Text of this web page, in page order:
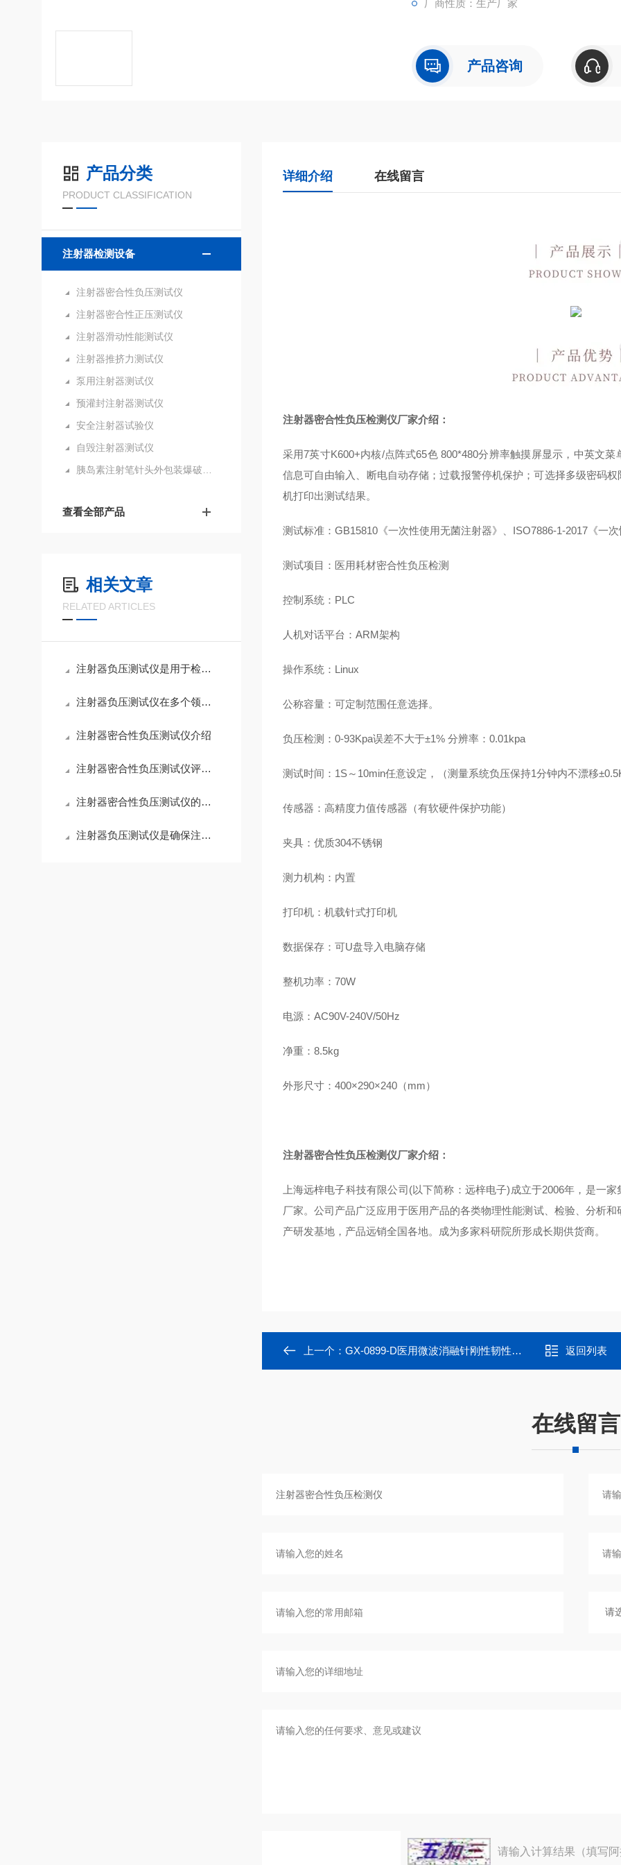
厂商性质：生产厂家
产品咨询
产品分类
PRODUCT CLASSIFICATION
注射器检测设备
注射器密合性负压测试仪
注射器密合性正压测试仪
注射器滑动性能测试仪
注射器推挤力测试仪
泵用注射器测试仪
预灌封注射器测试仪
安全注射器试验仪
自毁注射器测试仪
查看全部产品
相关文章
RELATED ARTICLES
注射器负压测试仪是用于检测注射器性能的重要设备
注射器负压测试仪在多个领域都有广泛的应用
注射器密合性负压测试仪介绍
注射器密合性负压测试仪评估注射器密封性良好
注射器密合性负压测试仪的优势特点，您都知道吗？
注射器负压测试仪是确保注射器安全的关键工具
详细介绍 在线留言
注射器密合性负压检测仪厂家介绍：
采用7英寸K600+内核/点阵式65色 800*480分辨率触摸屏显示，中英文
信息可自由输入、断电自动存储；过载报警停机保护；可选择多级密码
机打印出测试结果。
测试标准：GB15810《一次性使用无菌注射器》、ISO7886-1-2017《一
测试项目：医用耗材密合性负压检测
控制系统：PLC
人机对话平台：ARM架构
操作系统：Linux
公称容量：可定制范围任意选择。
负压检测：0-93Kpa误差不大于±1% 分辨率：0.01kpa
测试时间：1S～10min任意设定，（测量系统负压保持1分钟内不漂移
传感器：高精度力值传感器（有软硬件保护功能）
夹具：优质304不锈钢
测力机构：内置
打印机：机载针式打印机
数据保存：可U盘导入电脑存储
整机功率：70W
电源：AC90V-240V/50Hz
净重：8.5kg
外形尺寸：400×290×240（mm）
注射器密合性负压检测仪厂家介绍：
上海远梓电子科技有限公司(以下简称：远梓电子)成立于2006年，是一
厂家。公司产品广泛应用于医用产品的各类物理性能测试、检验、分析
产研发基地，产品远销全国各地。成为多家科研院所形成长期供货商。
上一个： GX-0899-D医用微波消融针刚性韧性测试仪生产厂家 返回列表
在线留言
请输入计算结果（填写